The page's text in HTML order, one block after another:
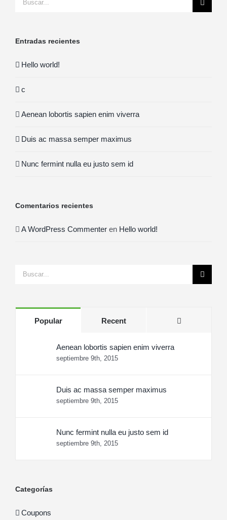
Entradas recientes
Hello world!
c
Aenean lobortis sapien enim viverra
Duis ac massa semper maximus
Nunc fermint nulla eu justo sem id
Comentarios recientes
A WordPress Commenter en Hello world!
Search
Popular Recent Comments
Aenean lobortis sapien enim viverra
septiembre 9th, 2015
Duis ac massa semper maximus
septiembre 9th, 2015
Nunc fermint nulla eu justo sem id
septiembre 9th, 2015
Categorías
Coupons